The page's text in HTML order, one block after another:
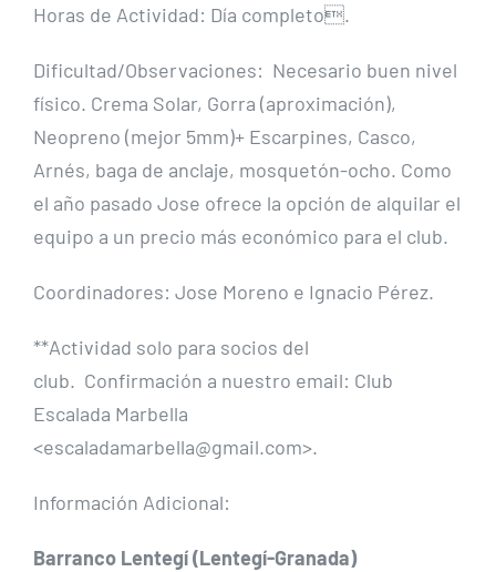
Horas de Actividad: Día completo.
Dificultad/Observaciones: Necesario buen nivel
físico. Crema Solar, Gorra (aproximación),
Neopreno (mejor 5mm)+ Escarpines, Casco,
Arnés, baga de anclaje, mosquetón-ocho. Como
el año pasado Jose ofrece la opción de alquilar el
equipo a un precio más económico para el club.
Coordinadores: Jose Moreno e Ignacio Pérez.
**Actividad solo para socios del
club. Confirmación a nuestro email: Club
Escalada Marbella
<escaladamarbella@gmail.com>.
Información Adicional:
Barranco Lentegí (Lentegí-Granada)